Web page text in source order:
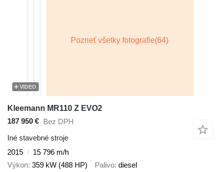
VIDEO
Kleemann MR110 Z EVO2
187 950 € Bez DPH
Iné stavebné stroje
2015
15 796 m/h
Výkon 359 kW (488 HP) Palivo diesel